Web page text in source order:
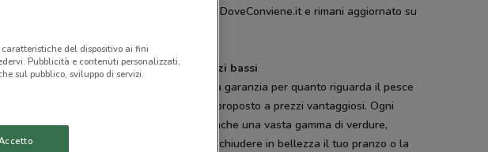
online su DoveConviene.it e rimani aggiornato su
Tanti prodotti a prezzi bassi
è una garanzia per quanto riguarda il pesce
di qualità ma sempre proposto a prezzi vantaggiosi. Ogni
punto vendita offre anche una vasta gamma di verdure,
stuzzichini e dolci per chiudere in bellezza il tuo pranzo o la
del dispositivo ai fini
Pubblicità e contenuti personalizzati,
sul pubblico, sviluppo di servizi.